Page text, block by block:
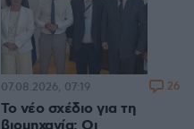
Το νέο σχέδιο για τη
07.08.2026, 07:19 26